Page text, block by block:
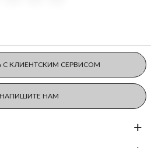
С КЛИЕНТСКИМ СЕРВИСОМ
НАПИШИТЕ НАМ